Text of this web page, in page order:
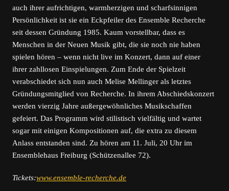
auch ihrer aufrichtigen, warmherzigen und scharfsinnigen
Persönlichkeit ist sie ein Eckpfeiler des Ensemble Recherche
seit dessen Gründung 1985. Kaum vorstellbar, dass es
Menschen in der Neuen Musik gibt, die sie noch nie haben
spielen hören – wenn nicht live im Konzert, dann auf einer
ihrer zahllosen Einspielungen. Zum Ende der Spielzeit
verabschiedet sich nun auch Melise Mellinger als letztes
Gründungsmitglied von Recherche. In ihrem Abschiedskonzert
werden vierzig Jahre außergewöhnliches Musikschaffen
gefeiert. Das Programm wird stilistisch vielfältig und wartet
sogar mit einigen Kompositionen auf, die extra zu diesem
Anlass entstanden sind. Zu hören am 11. Juli, 20 Uhr im
Ensemblehaus Freiburg (Schützenallee 72).
Tickets:www.ensemble-recherche.de